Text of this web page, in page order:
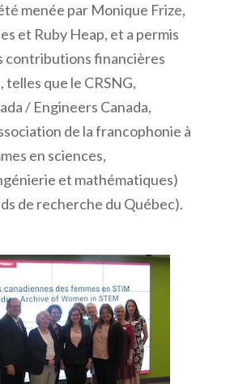
menée par Monique Frize,
et Ruby Heap, et a permis
contributions financières
telles que le CRSNG,
/ Engineers Canada,
de la francophonie à
en sciences,
et mathématiques)
de recherche du Québec).